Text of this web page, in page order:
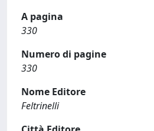
A pagina
330
Numero di pagine
330
Nome Editore
Feltrinelli